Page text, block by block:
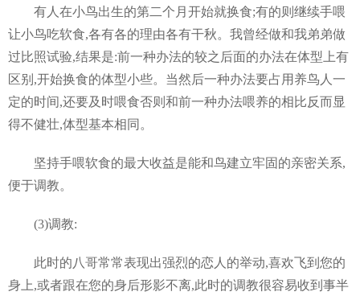
有人在小鸟出生的第二个月开始就换食;有的则继续手喂
让小鸟吃软食,各有各的理由各有干秋。我曾经做和我弟弟做
过比照试验,结果是:前一种办法的较之后面的办法在体型上有
区别,开始换食的体型小些。当然后一种办法要占用养鸟人一
定的时间,还要及时喂食否则和前一种办法喂养的相比反而显
得不健壮,体型基本相同。
坚持手喂软食的最大收益是能和鸟建立牢固的亲密关系,
便于调教。
(3)调教:
此时的八哥常常表现出强烈的恋人的举动,喜欢飞到您的
身上,或者跟在您的身后形影不离,此时的调教很容易收到事半